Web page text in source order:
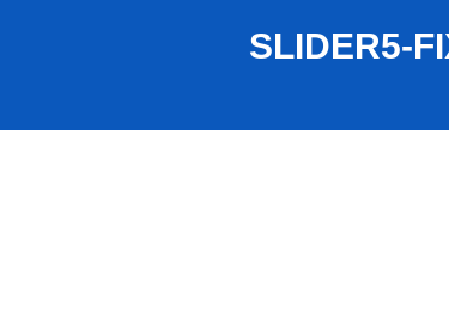
SLIDER5-